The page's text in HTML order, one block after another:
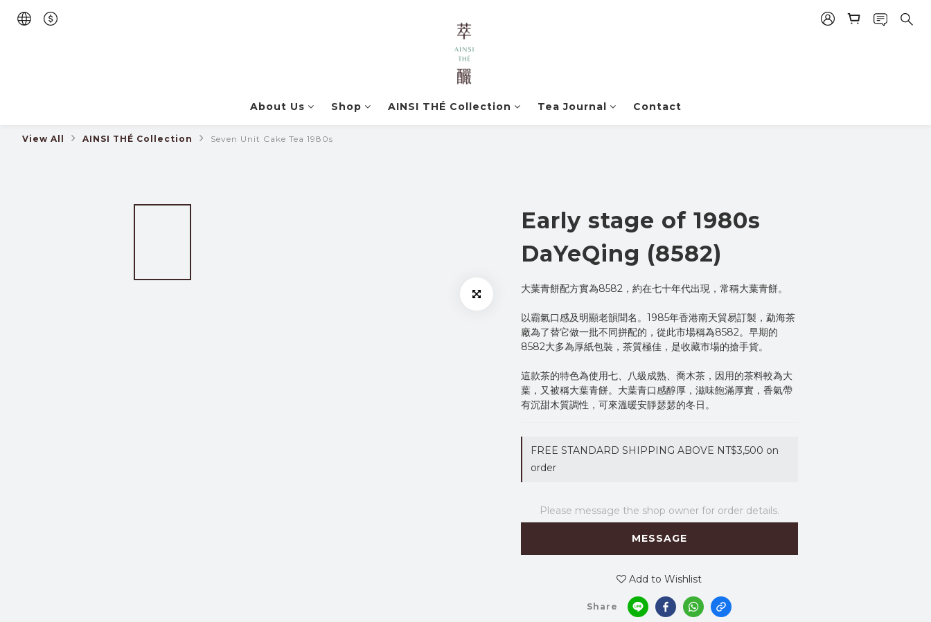
About Us Shop AINSI THÉ Collection Tea Journal Contact
View All AINSI THÉ Collection Seven Unit Cake Tea 1980s
Early stage of 1980s
DaYeQing (8582)
大葉青餅配方實為8582，約在七十年代出現，常稱大葉青餅。
以霸氣口感及明顯老韻聞名。1985年香港南天貿易訂製，勐海茶
廠為了替它做一批不同拼配的，從此市場稱為8582。早期的
8582大多為厚紙包裝，茶質極佳，是收藏市場的搶手貨。
這款茶的特色為使用七、八級成熟、喬木茶，因用的茶料較為大
葉，又被稱大葉青餅。大葉青口感醇厚，滋味飽滿厚實，香氣帶
有沉甜木質調性，可來溫暖安靜瑟瑟的冬日。
FREE STANDARD SHIPPING ABOVE NT$3,500 on
order
Please message the shop owner for order details.
MESSAGE
Add to Wishlist
Share